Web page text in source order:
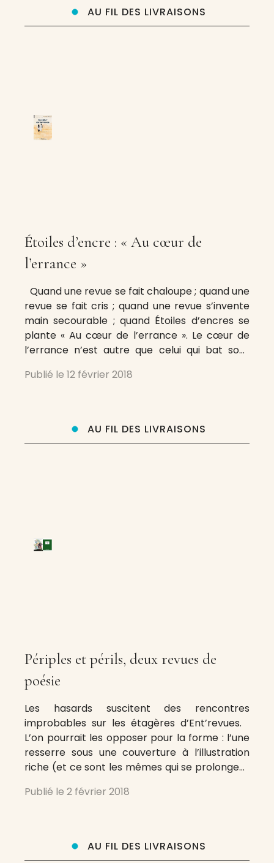
AU FIL DES LIVRAISONS
Étoiles d’encre : « Au cœur de
l’errance »
Quand une revue se fait chaloupe ; quand une
revue se fait cris ; quand une revue s’invente
main secourable ; quand Étoiles d’encres se
plante « Au cœur de l’errance ». Le cœur de
l’errance n’est autre que celui qui bat sous
fuyant les guerres, les persécutions, la mort. Et
Publié le 12 février 2018
AU FIL DES LIVRAISONS
Périples et périls, deux revues de
poésie
Les hasards suscitent des rencontres
improbables sur les étagères d’Ent’revues.
L’on pourrait les opposer pour la forme : l’une
resserre sous une couverture à l’illustration
riche (et ce sont les mêmes qui se prolongent
tache de sang) des pages d’une belle
Publié le 2 février 2018
AU FIL DES LIVRAISONS